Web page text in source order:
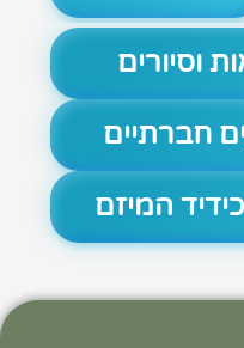
וסיורים
חברתיים
המיזם